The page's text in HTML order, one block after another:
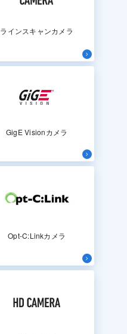
ラインスキャンカメラ
GigE Visionカメラ
Opt-C:Linkカメラ